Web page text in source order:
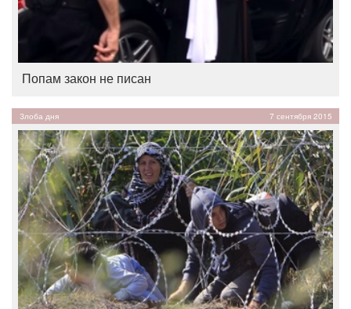
Попам закон не писан
Злоба дня 7 сентября 2015